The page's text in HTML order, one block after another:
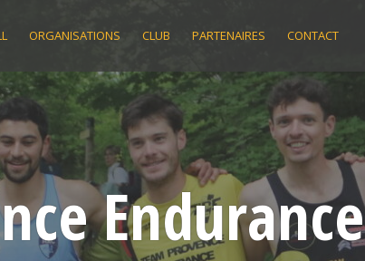
ORGANISATIONS CLUB PARTENAIRES CONTACT
Endurance